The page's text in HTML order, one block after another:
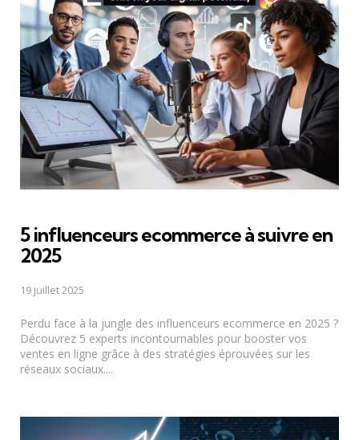
5 influenceurs ecommerce à suivre en
2025
19 juillet 2025
Perdu face à la jungle des influenceurs ecommerce en 2025 ?
Découvrez 5 experts incontournables pour booster vos
ventes en ligne grâce à des stratégies éprouvées sur les
réseaux sociaux....